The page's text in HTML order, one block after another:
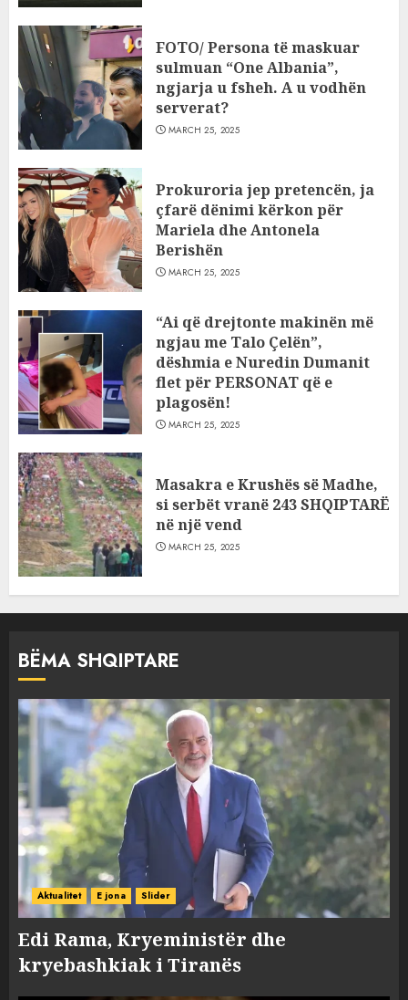
FOTO/ Persona të maskuar
sulmuan “One Albania”,
ngjarja u fsheh. A u vodhën
serverat?
MARCH 25, 2025
Prokuroria jep pretencën, ja
çfarë dënimi kërkon për
Mariela dhe Antonela
Berishën
MARCH 25, 2025
“Ai që drejtonte makinën më
ngjau me Talo Çelën”,
dëshmia e Nuredin Dumanit
flet për PERSONAT që e
plagosën!
MARCH 25, 2025
Masakra e Krushës së Madhe,
si serbët vranë 243 SHQIPTARË
në një vend
MARCH 25, 2025
BËMA SHQIPTARE
Aktualitet E jona Slider
Edi Rama, Kryeministër dhe
kryebashkiak i Tiranës